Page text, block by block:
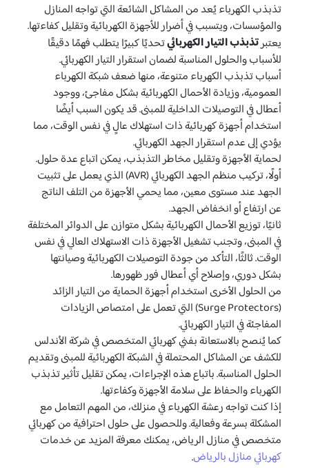
تذبذب الكهرباء يُعد من المشاكل الشائعة التي تواجه المنازل
والمؤسسات، ويتسبب في أضرار للأجهزة الكهربائية وتقليل كفاءتها.
يعتبرتذبذب التيار الكهربائيتحديًا كبيرًا يتطلب فهمًا دقيقًا
للأسباب والحلول المناسبة لضمان استقرار التيار الكهربائي.
أسباب تذبذب الكهرباء متنوعة، منها ضعف شبكة الكهرباء
العمومية، وزيادة الأحمال الكهربائية بشكل مفاجئ، ووجود
أعطال في التوصيلات الداخلية للمبنى. قد يكون السبب أيضًا
استخدام أجهزة كهربائية ذات استهلاك عالٍ في نفس الوقت، مما
يؤدي إلى عدم استقرار الجهد الكهربائي.
لحماية الأجهزة وتقليل مخاطر التذبذب، يمكن اتباع عدة حلول.
أولًا، تركيب منظم الجهد الكهربائي (AVR) الذي يعمل على تثبيت
الجهد عند مستوى معين، مما يحمي الأجهزة من التلف الناتج
عن ارتفاع أو انخفاض الجهد.
ثانيًا، توزيع الأحمال الكهربائية بشكل متوازن على الدوائر المختلفة
في المبنى، وتجنب تشغيل الأجهزة ذات الاستهلاك العالي في نفس
الوقت. ثالثًا، التأكد من جودة التوصيلات الكهربائية وصيانتها
بشكل دوري، وإصلاح أي أعطال فور ظهورها.
من الحلول الأخرى استخدام أجهزة الحماية من التيار الزائد
(Surge Protectors) التي تعمل على امتصاص الزيادات
المفاجئة في التيار الكهربائي.
كما يُنصح بالاستعانة بفني كهربائي المتخصص في شركة الأندلس
للكشف عن المشاكل المحتملة في الشبكة الكهربائية للمبنى وتقديم
الحلول المناسبة. باتباع هذه الإجراءات، يمكن تقليل تأثير تذبذب
الكهرباء والحفاظ على سلامة الأجهزة وكفاءتها.
إذا كنت تواجه رعشة الكهرباء في منزلك، من المهم التعامل مع
المشكلة بسرعة وفعالية. وللحصول على حلول احترافية من كهربائي
متخصص في منازل الرياض، يمكنك معرفة المزيد عن خدمات
كهربائي منازل بالرياض.